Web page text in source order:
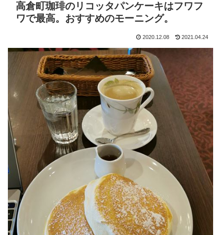
高倉町珈琲のリコッタパンケーキはフワフ
ワで最高。おすすめのモーニング。
2020.12.08 2021.04.24